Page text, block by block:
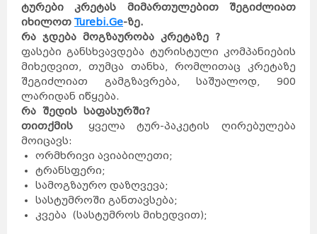
ტურები კრეტას მიმართულებით შეგიძლიათ
იხილოთ Turebi.Ge-ზე.
რა ჯდება მოგზაურობა კრეტაზე ?
ფასები განსხვავდება ტურისტული კომპანიების
მიხედვით, თუმცა თანხა, რომლითაც კრეტაზე
შეგიძლიათ გამგზავრება, საშუალოდ, 900
ლარიდან იწყება.
რა შედის საფასურში?
თითქმის ყველა ტურ-პაკეტის ღირებულება
მოიცავს:
ორმხრივი ავიაბილეთი;
ტრანსფერი;
სამოგზაურო დაზღვევა;
სასტუმროში განთავსება;
კვება (სასტუმროს მიხედვით);